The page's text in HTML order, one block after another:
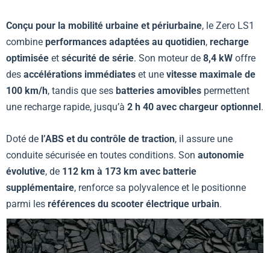
Conçu pour la mobilité urbaine et périurbaine, le Zero LS1
combine performances adaptées au quotidien, recharge
optimisée et sécurité de série. Son moteur de 8,4 kW offre
des accélérations immédiates et une vitesse maximale de
100 km/h, tandis que ses batteries amovibles permettent
une recharge rapide, jusqu’à 2 h 40 avec chargeur optionnel .
Doté de l’ABS et du contrôle de traction, il assure une
conduite sécurisée en toutes conditions. Son autonomie
évolutive, de 112 km à 173 km avec batterie
supplémentaire, renforce sa polyvalence et le positionne
parmi les références du scooter électrique urbain.